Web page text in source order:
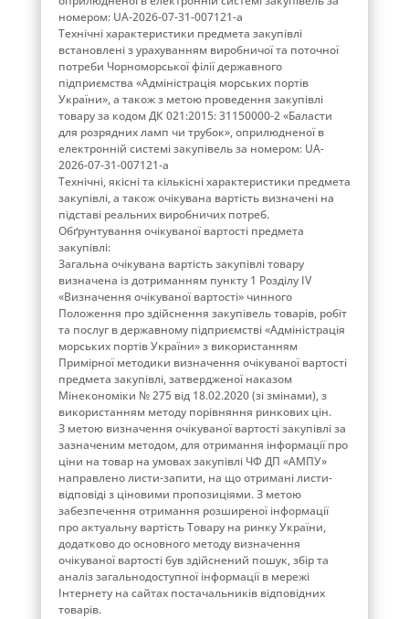
номером: UA-2026-07-31-007121-a
Технічні характеристики предмета закупівлі
встановлені з урахуванням виробничої та поточної
потреби Чорноморської філії державного
підприємства «Адміністрація морських портів
України», а також з метою проведення закупівлі
товару за кодом ДК 021:2015: 31150000-2 «Баласти
для розрядних ламп чи трубок», оприлюдненої в
електронній системі закупівель за номером: UA-
2026-07-31-007121-a
Технічні, якісні та кількісні характеристики предмета
закупівлі, а також очікувана вартість визначені на
підставі реальних виробничих потреб.
Обґрунтування очікуваної вартості предмета
закупівлі:
Загальна очікувана вартість закупівлі товару
визначена із дотриманням пункту 1 Розділу ІV
«Визначення очікуваної вартості» чинного
Положення про здійснення закупівель товарів, робіт
та послуг в державному підприємстві «Адміністрація
морських портів України» з використанням
Примірної методики визначення очікуваної вартості
предмета закупівлі, затвердженої наказом
Мінекономіки № 275 від 18.02.2020 (зі змінами), з
використанням методу порівняння ринкових цін.
З метою визначення очікуваної вартості закупівлі за
зазначеним методом, для отримання інформації про
ціни на товар на умовах закупівлі ЧФ ДП «АМПУ»
направлено листи-запити, на що отримані листи-
відповіді з ціновими пропозиціями. З метою
забезпечення отримання розширеної інформації
про актуальну вартість Товару на ринку України,
додатково до основного методу визначення
очікуваної вартості був здійснений пошук, збір та
аналіз загальнодоступної інформації в мережі
Інтернету на сайтах постачальників відповідних
товарів.